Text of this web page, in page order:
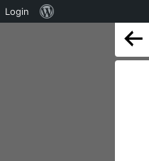
Login